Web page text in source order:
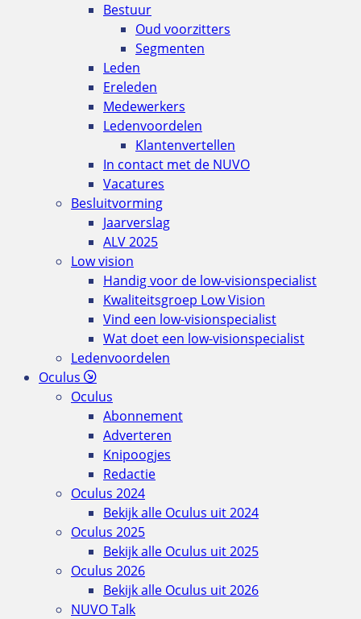
Bestuur
Oud voorzitters
Segmenten
Leden
Ereleden
Medewerkers
Ledenvoordelen
Klantenvertellen
In contact met de NUVO
Vacatures
Besluitvorming
Jaarverslag
ALV 2025
Low vision
Handig voor de low-visionspecialist
Kwaliteitsgroep Low Vision
Vind een low-visionspecialist
Wat doet een low-visionspecialist
Ledenvoordelen
Oculus
Oculus
Abonnement
Adverteren
Knipoogjes
Redactie
Oculus 2024
Bekijk alle Oculus uit 2024
Oculus 2025
Bekijk alle Oculus uit 2025
Oculus 2026
Bekijk alle Oculus uit 2026
NUVO Talk